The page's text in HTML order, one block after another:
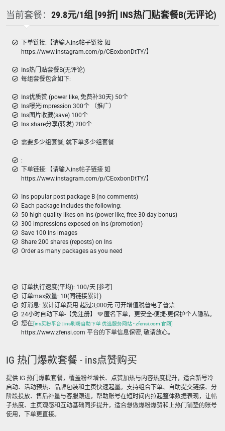
当前套餐： 29.8元/1组 [99折] INS热门贴套餐B(无评论)
下单链接:【请输入ins帖子链接 如
https://www.instagram.com/p/CEoxbonDtTY/】
Ins热门贴套餐B(无评论)
每组套餐包含如下:
Ins优质赞 (power like, 免费补30天) 50个
Ins曝光impression 300个 （推广）
Ins图片收藏(save) 100个
Ins share分享(转发) 200个
需要多少组套餐, 就下单多少组套餐
:
下单链接:【请输入ins帖子链接 如
https://www.instagram.com/p/CEoxbonDtTY/】
Ins popular post package B (no comments)
Each package includes the following:
50 high-quality likes on Ins (power like, free 30 day bonus)
300 impressions exposed on Ins (promotion)
Save 100 Ins images
Share 200 shares (reposts) on Ins
Order as many packages as you need
订单执行速度(平均): 100/天 [参考]
订单max数量: 10(同链接累计)
好消息: 累计订单费用 超过3,000元 可开增值税普电子普票
24小时自动下单-【免注册】 💚 匿名下单，更安全-便捷-更保护个人隐私。
您在[ins买粉平台 | ins刷粉自助下单 优选服务网站 - zfensi.com 官网]
https://www.zfensi.com 平台的下单信息保密, 敬请放心。
IG 热门爆款套餐 - ins点赞购买
提供 IG 热门爆款套餐，覆盖粉丝增长、点赞加热与内容热度提升，适合新号冷
启动、活动预热、品牌包装和主页快速起量。支持组合下单、自助提交链接、分
阶段投放、售后补量与客服跟进，帮助账号在短时间内拉起整体数据表现，让帖
子热度、主页观感和互动基础同步提升，适合想做爆粉爆赞和上热门铺垫的账号
使用，下单更直接。